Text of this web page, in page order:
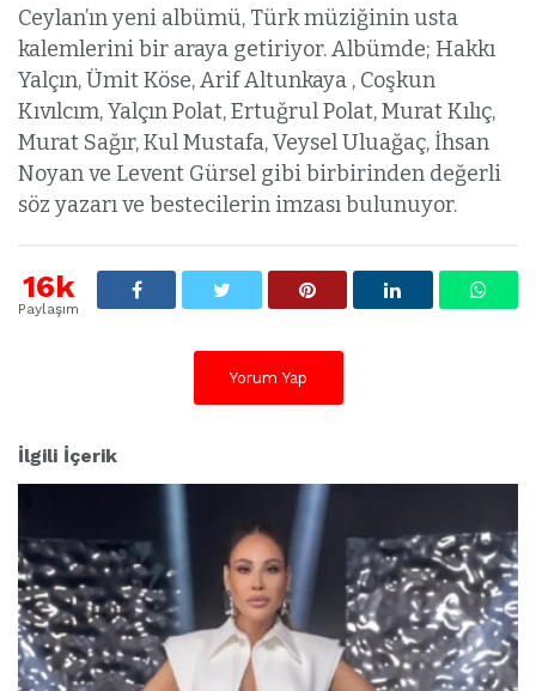
Ceylan’ın yeni albümü, Türk müziğinin usta
kalemlerini bir araya getiriyor. Albümde; Hakkı
Yalçın, Ümit Köse, Arif Altunkaya , Coşkun
Kıvılcım, Yalçın Polat, Ertuğrul Polat, Murat Kılıç,
Murat Sağır, Kul Mustafa, Veysel Uluağaç, İhsan
Noyan ve Levent Gürsel gibi birbirinden değerli
söz yazarı ve bestecilerin imzası bulunuyor.
16k
Paylaşım
Yorum Yap
İlgili İçerik